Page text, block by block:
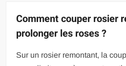
Comment couper rosier
prolonger les roses ?
Sur un rosier remontant, la